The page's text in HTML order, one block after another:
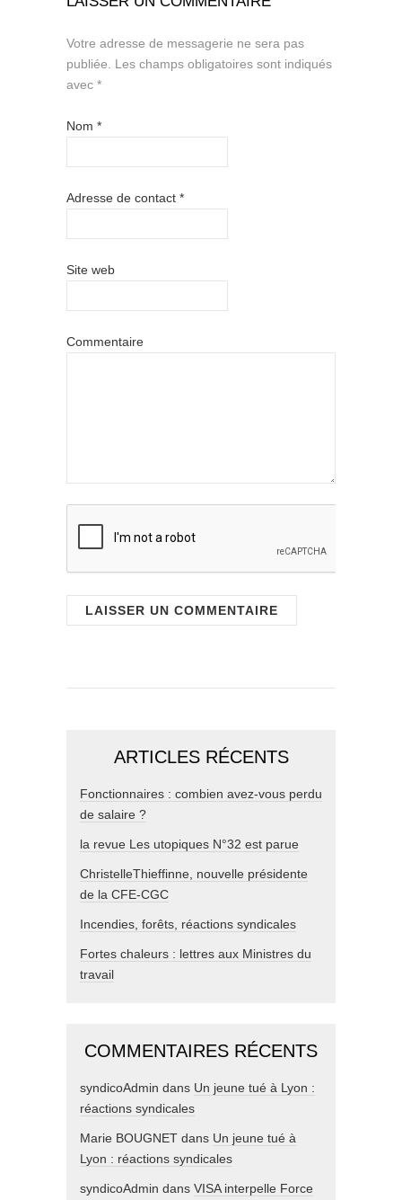
Votre adresse de messagerie ne sera pas
publiée. Les champs obligatoires sont indiqués
avec *
Nom *
Adresse de contact *
Site web
Commentaire
ARTICLES RÉCENTS
Fonctionnaires : combien avez-vous perdu
de salaire ?
la revue Les utopiques N°32 est parue
ChristelleThieffinne, nouvelle présidente
de la CFE-CGC
Incendies, forêts, réactions syndicales
Fortes chaleurs : lettres aux Ministres du
travail
COMMENTAIRES RÉCENTS
syndicoAdmin dans Un jeune tué à Lyon :
réactions syndicales
Marie BOUGNET dans Un jeune tué à
Lyon : réactions syndicales
syndicoAdmin dans VISA interpelle Force